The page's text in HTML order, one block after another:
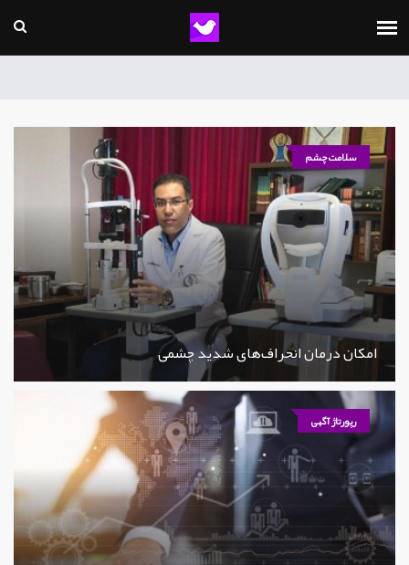
سلامت چشم
امکان درمان انحراف‌های شدید چشمی
رپورتاژ آگهی